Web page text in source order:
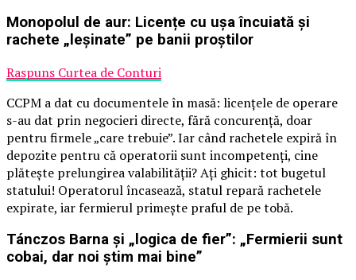
Monopolul de aur: Licențe cu ușa încuiată și
rachete „leșinate” pe banii proștilor
Raspuns Curtea de Conturi
CCPM a dat cu documentele în masă: licențele de operare
s-au dat prin negocieri directe, fără concurență, doar
pentru firmele „care trebuie”. Iar când rachetele expiră în
depozite pentru că operatorii sunt incompetenți, cine
plătește prelungirea valabilității? Ați ghicit: tot bugetul
statului! Operatorul încasează, statul repară rachetele
expirate, iar fermierul primește praful de pe tobă.
Tánczos Barna și „logica de fier”: „Fermierii sunt
cobai, dar noi știm mai bine”